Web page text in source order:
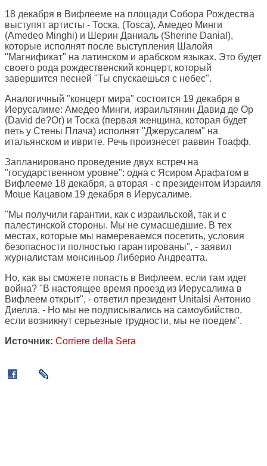
18 декабря в Вифлееме на площади Собора Рождества
выступят артисты - Тоска, (Tosca), Амедео Минги
(Amedeo Minghi) и Шерин Даниаль (Sherine Danial),
которые исполнят после выступления Шалойя
"Магнификат" на латинском и арабском языках. Это будет
своего рода рождественский концерт, который
завершится песней "Ты спускаешься с небес".
Аналогичный "концерт мира" состоится 19 декабря в
Иерусалиме: Амедео Минги, израильтянин Давид де Ор
(David de?Or) и Тоска (первая женщина, которая будет
петь у Стены Плача) исполнят "Джерусалем" на
итальянском и иврите. Речь произнесет раввин Тоафф.
Запланировано проведение двух встреч на
"государственном уровне": одна с Ясиром Арафатом в
Вифлееме 18 декабря, а вторая - с президентом Израиля
Моше Кацавом 19 декабря в Иерусалиме.
"Мы получили гарантии, как с израильской, так и с
палестинской стороны. Мы не сумасшедшие. В тех
местах, которые мы намереваемся посетить, условия
безопасности полностью гарантированы", - заявил
журналистам монсиньор Либерио Андреатта.
Но, как вы сможете попасть в Вифлеем, если там идет
война? "В настоящее время проезд из Иерусалима в
Вифлеем открыт", - ответил президент Unitalsi Антонио
Диелла. - Но мы не подписывались на самоубийство,
если возникнут серьезные трудности, мы не поедем".
Источник: Corriere della Sera